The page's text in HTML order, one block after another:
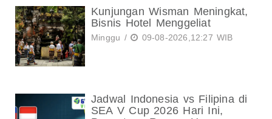
Kunjungan Wisman Meningkat,
Bisnis Hotel Menggeliat
Minggu / 09-08-2026,12:27 WIB
Jadwal Indonesia vs Filipina di
SEA V Cup 2026 Hari Ini,